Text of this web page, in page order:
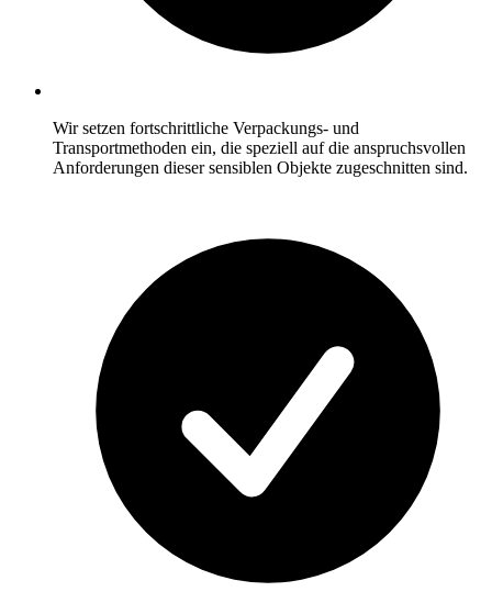
Wir setzen fortschrittliche Verpackungs- und
Transportmethoden ein, die speziell auf die anspruchsvollen
Anforderungen dieser sensiblen Objekte zugeschnitten sind.